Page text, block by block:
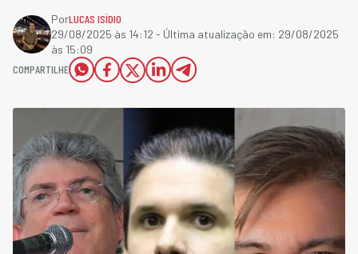
PorLUCAS ISÍDIO
29/08/2025 às 14:12 - Última atualização em: 29/08/2025
às 15:09
COMPARTILHE